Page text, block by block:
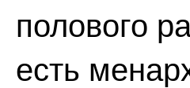
полового
есть